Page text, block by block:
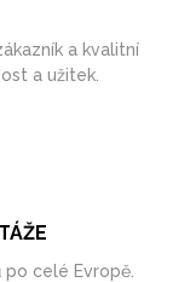
a kvalitní
a užitek.
po celé Evropě.